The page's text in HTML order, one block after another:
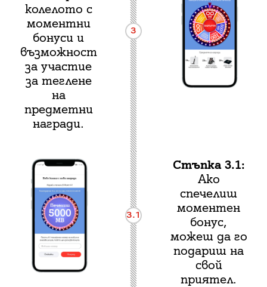
колелото с
моментни
бонуси и
възможност
за участие
за теглене
на
предметни
награди.
3
3.1
Стъпка 3.1:
Ако
спечелиш
моментен
бонус,
можеш да го
подариш на
свой
приятел.